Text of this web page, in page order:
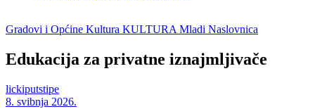
Gradovi i Općine Kultura KULTURA Mladi Naslovnica
Edukacija za privatne iznajmljivače
lickiputstipe
8. svibnja 2026.